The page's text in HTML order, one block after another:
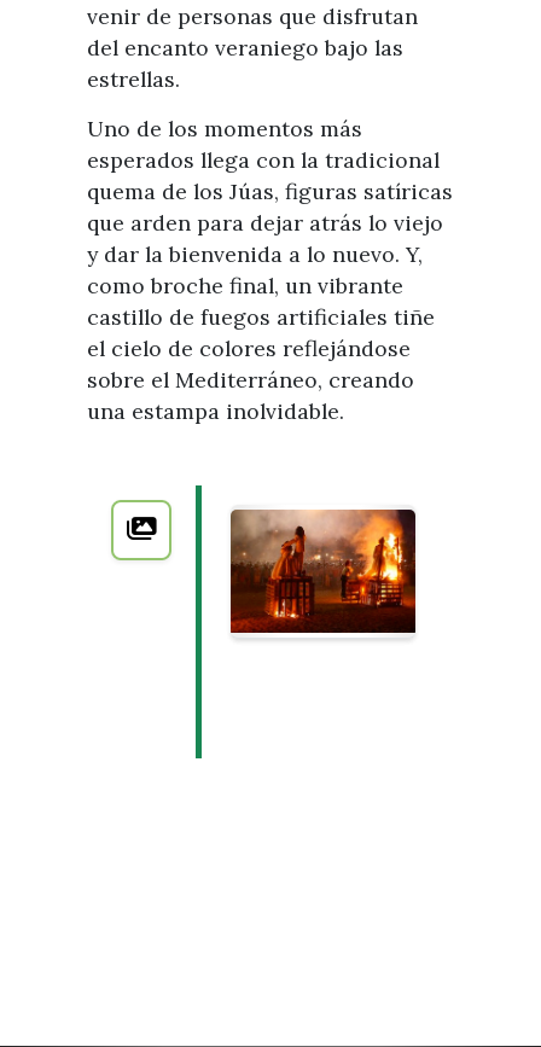
venir de personas que disfrutan
del encanto veraniego bajo las
estrellas.
Uno de los momentos más
esperados llega con la tradicional
quema de los Júas, figuras satíricas
que arden para dejar atrás lo viejo
y dar la bienvenida a lo nuevo. Y,
como broche final, un vibrante
castillo de fuegos artificiales tiñe
el cielo de colores reflejándose
sobre el Mediterráneo, creando
una estampa inolvidable.